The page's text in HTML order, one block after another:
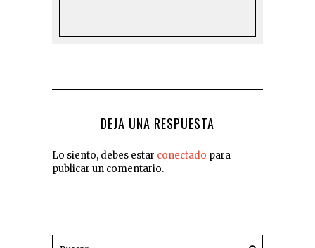
DEJA UNA RESPUESTA
Lo siento, debes estar conectado para
publicar un comentario.